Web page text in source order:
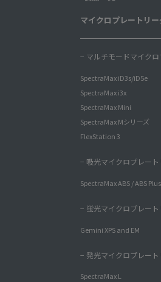
マイクロプレートリー
− マルチモードマイク
SpectraMax iD3s/iD5e
SpectraMax i3x
SpectraMax Mini
SpectraMax Mシリーズ
FlexStation 3
− 吸光マイクロプレート
SpectraMax ABS / ABS Plus
− 蛍光マイクロプレート
Gemini XPS and EM
− 発光マイクロプレート
SpectraMax L